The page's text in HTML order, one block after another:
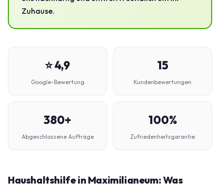
Zuhause.
⭐ 4,9
Google-Bewertung
15
Kundenbewertungen
380+
Abgeschlossene Aufträge
100%
Zufriedenheitsgarantie
Haushaltshilfe in Maximilianeum: Was